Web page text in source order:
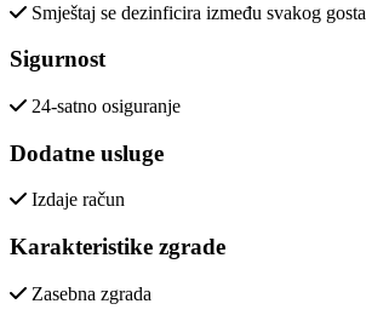
Smještaj se dezinficira između svakog gosta
Sigurnost
24-satno osiguranje
Dodatne usluge
Izdaje račun
Karakteristike zgrade
Zasebna zgrada